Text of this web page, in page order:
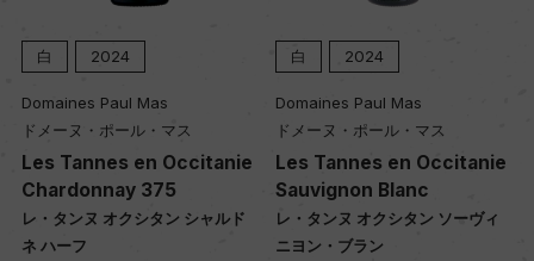
白 2024
Domaines Paul Mas
ドメーヌ・ポール・マス
Les Tannes en Occitanie
Chardonnay 375
レ・タンヌ オクシタン シャルド
ネ ハーフ
白 2024
Domaines Paul Mas
ドメーヌ・ポール・マス
Les Tannes en Occitanie
Sauvignon Blanc
レ・タンヌ オクシタン ソーヴィ
ニヨン・ブラン